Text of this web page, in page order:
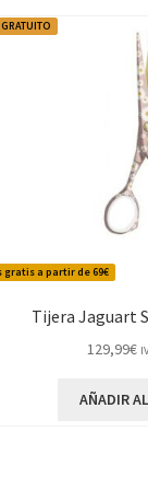
gratis a partir de 69€
Tijera Jaguart
129,99€
AÑADIR